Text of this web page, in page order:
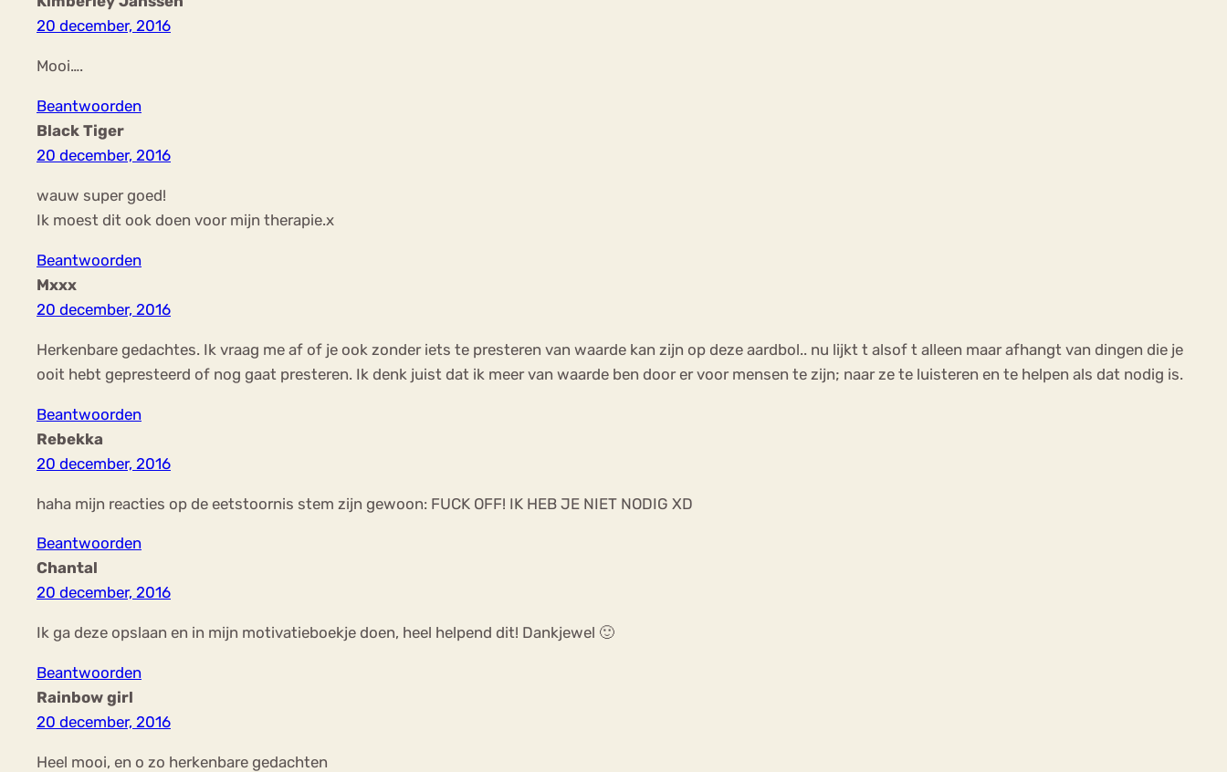
20 december, 2016
Mooi….
Beantwoorden
Black Tiger
20 december, 2016
wauw super goed!
Ik moest dit ook doen voor mijn therapie.x
Beantwoorden
Mxxx
20 december, 2016
Herkenbare gedachtes. Ik vraag me af of je ook zonder iets te presteren van waarde kan zijn op deze aardbol.. nu lijkt t alsof t alleen maar afhangt van dingen die je
ooit hebt gepresteerd of nog gaat presteren. Ik denk juist dat ik meer van waarde ben door er voor mensen te zijn; naar ze te luisteren en te helpen als dat nodig is.
Beantwoorden
Rebekka
20 december, 2016
haha mijn reacties op de eetstoornis stem zijn gewoon: FUCK OFF! IK HEB JE NIET NODIG XD
Beantwoorden
Chantal
20 december, 2016
Ik ga deze opslaan en in mijn motivatieboekje doen, heel helpend dit! Dankjewel 🙂
Beantwoorden
Rainbow girl
20 december, 2016
Heel mooi, en o zo herkenbare gedachten